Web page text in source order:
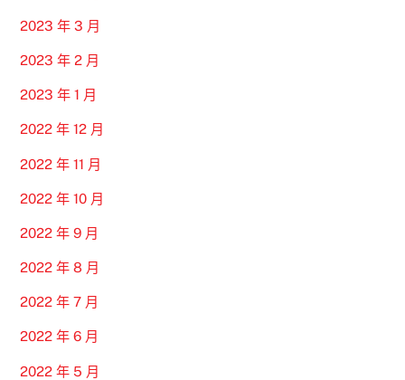
2023 年 3 月
2023 年 2 月
2023 年 1 月
2022 年 12 月
2022 年 11 月
2022 年 10 月
2022 年 9 月
2022 年 8 月
2022 年 7 月
2022 年 6 月
2022 年 5 月